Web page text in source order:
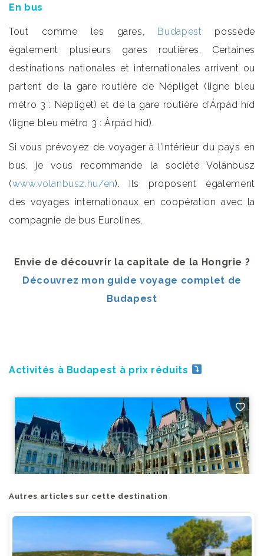
En bus
Tout comme les gares, Budapest possède
également plusieurs gares routières. Certaines
destinations nationales et internationales arrivent ou
partent de la gare routière de Népliget (ligne bleu
métro 3 : Népliget) et de la gare routière d’Árpád híd
(ligne bleu métro 3 : Árpád hid).
Si vous prévoyez de voyager à l’intérieur du pays en
bus, je vous recommande la société Volánbusz
(www.volanbusz.hu/en). Ils proposent également
des voyages internationaux en coopération avec la
compagnie de bus Eurolines.
Envie de découvrir la capitale de la Hongrie ?
Découvrez mon guide voyage complet de
Budapest
Activités à Budapest à prix réduits
Autres articles sur cette destination